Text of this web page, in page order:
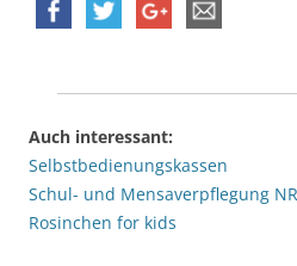
Auch interessant:
Selbstbedienungskassen
Schul- und Mensaverpflegung
Rosinchen for kids